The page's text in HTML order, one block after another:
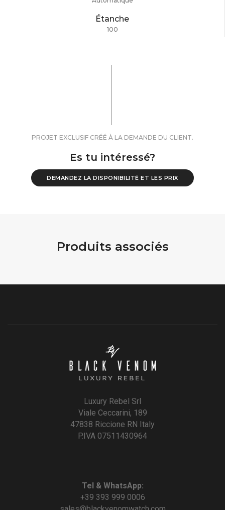
Étanche
100
PROJET EXCLUSIF CRÉÉ À LA DEMANDE DU CLIENT.
Es tu intéressé?
DEMANDEZ LA DISPONIBILITÉ ET LES PRIX
Produits associés
Luxury Rebel Srl
Viale Ceccarini, 189
47838 Riccione RN Italy
P.IVA 07511430964
Tel & WhatsApp:
+39 393 999 0006